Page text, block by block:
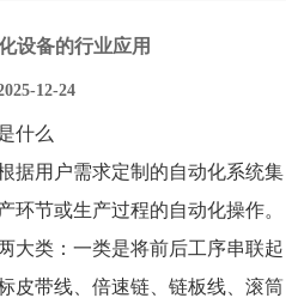
设备的行业应用
12-24
什么
据用户需求定制的自动化系统集
环节或生产过程的自动化操作。
大类：一类是将前后工序串联起
皮带线、倍速链、链板线、滚筒